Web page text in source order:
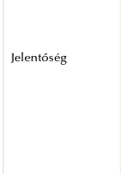
Jelentőség